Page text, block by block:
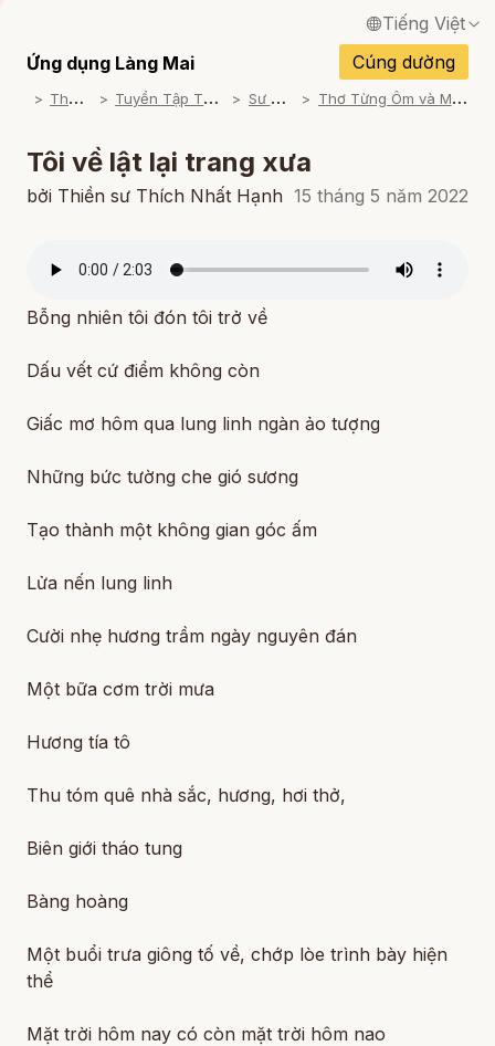
Tiếng Việt
English / Tiếng Anh
Français / Tiếng Pháp
Deutsch / Tiếng Đức
Português / Tiếng Bồ Đào Nha
ภาษาไทย / Tiếng Thái
Ứng dụng Làng Mai
Cúng dường
T
ham khảo T
uyển Tập Thơ Nhất Hạnh S
ư Ông Đọc T
hơ Từng Ôm và Mặt Trời Từng Hạt
Tôi về lật lại trang xưa
bởi Thiền sư Thích Nhất Hạnh 15 tháng 5 năm 2022
Bỗng nhiên tôi đón tôi trở về
Dấu vết cứ điểm không còn
Giấc mơ hôm qua lung linh ngàn ảo tượng
Những bức tường che gió sương
Tạo thành một không gian góc ấm
Lửa nến lung linh
Cười nhẹ hương trầm ngày nguyên đán
Một bữa cơm trời mưa
Hương tía tô
Thu tóm quê nhà sắc, hương, hơi thở,
Biên giới tháo tung
Bàng hoàng
Một buổi trưa giông tố về, chớp lòe trình bày hiện
thể
Mặt trời hôm nay có còn mặt trời hôm nao